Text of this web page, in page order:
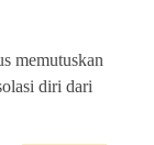
memutuskan
diri dari